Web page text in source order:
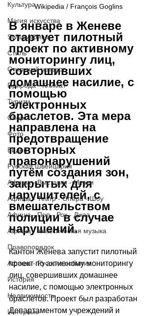
Культура
Магия искусства
Swiss Афиша
Стиль
Стильный четверг
Природа - Климат
Туризм
Спорт
Фото
Видео
Русская Швейцария
Афиша - Выставки - Музеи
Афиша - Театр - Опера - Шоу
Афиша - Поп - Рок - Джаз
Афиша - Классическая музыка
Правопорядок
Афиша - Русские события
История
Недвижимость
Интервью
Wikipedia / François Goglins
В январе в Женеве
стартует пилотный
проект по активному
мониторингу лиц,
совершивших
домашнее насилие, с
помощью
электронных
браслетов. Эта мера
направлена ​​на
предотвращение
повторных
правонарушений
путём создания зон,
закрытых для
нарушителей, с
вмешательством
полиции в случае
нарушений.
Кантон Женева запустит пилотный
проект по активному мониторингу
лиц, совершивших домашнее
насилие, с помощью электронных
браслетов. Проект был разработан
Департаментом учреждений и